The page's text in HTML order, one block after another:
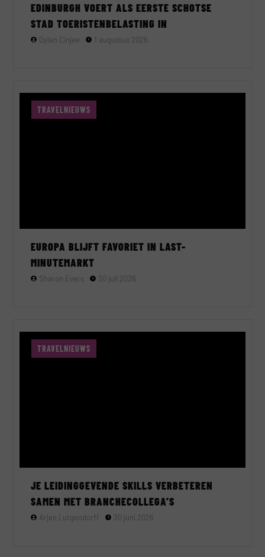
EDINBURGH VOERT ALS EERSTE SCHOTSE
STAD TOERISTENBELASTING IN
Dylan Cinjee 1 augustus 2026
TRAVELNIEUWS
EUROPA BLIJFT FAVORIET IN LAST-
MINUTEMARKT
Sharon Evers 30 juli 2026
TRAVELNIEUWS
JE LEIDINGGEVENDE SKILLS VERBETEREN
SAMEN MET BRANCHECOLLEGA’S
Arjen Lutgendorff 30 juni 2026